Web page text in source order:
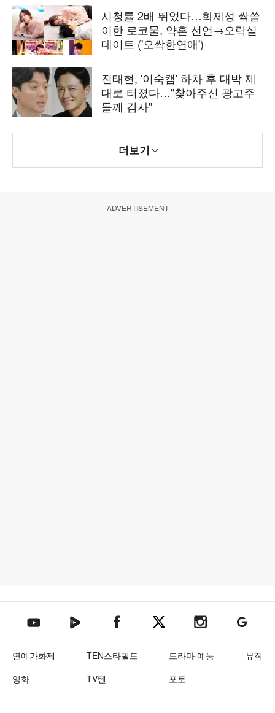
시청률 2배 뛰었다…화제성 싹쓸
이한 로코물, 약혼 선언→오락실
데이트 ('오싹한연애')
진태현, '이숙캠' 하차 후 대박 제
대로 터졌다…"찾아주신 광고주
들께 감사"
더보기
ADVERTISEMENT
텐아시아 유튜브텐아시아 네이버TV텐아시아 페이스북텐아시아 엑스텐아시아 인스타그램
텐아시아
연예가화제 TEN스타필드 드라마·예능
뮤직
영화
TV텐 포토